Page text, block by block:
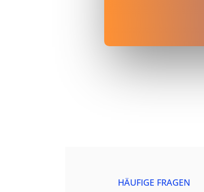
HÄUFIGE FRAGEN